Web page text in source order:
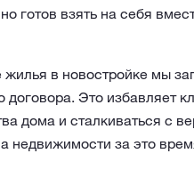
готов взять на себя
в новостройке мы
Это избавляет
дома и сталкиваться с
недвижимости за это